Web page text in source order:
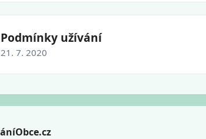
Podmínky užívání
21. 7. 2020